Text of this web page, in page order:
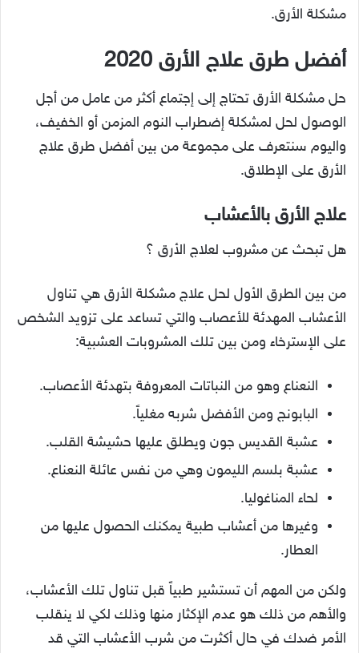
مشكلة الأرق.
أفضل طرق علاج الأرق 2020
حل مشكلة الأرق تحتاج إلى إجتماع أكثر من عامل من أجل
الوصول لحل لمشكلة إضطراب النوم المزمن أو الخفيف،
واليوم سنتعرف على مجموعة من بين أفضل طرق علاج
الأرق على الإطلاق.
علاج الأرق بالأعشاب
هل تبحث عن مشروب لعلاج الأرق ؟
من بين الطرق الأول لحل علاج مشكلة الأرق هي تناول
الأعشاب المهدئة للأعصاب والتي تساعد على تزويد الشخص
على الإسترخاء ومن بين تلك المشروبات العشبية:
النعناع وهو من النباتات المعروفة بتهدئة الأعصاب.
البابونج ومن الأفضل شربه مغلياً.
عشبة القديس جون ويطلق عليها حشيشة القلب.
عشبة بلسم الليمون وهي من نفس عائلة النعناع.
لحاء المناغوليا.
وغيرها من أعشاب طبية يمكنك الحصول عليها من
العطار.
ولكن من المهم أن تستشير طبياً قبل تناول تلك الأعشاب،
والأهم من ذلك هو عدم الإكثار منها وذلك لكي لا ينقلب
الأمر ضدك في حال أكثرت من شرب الأعشاب التي قد